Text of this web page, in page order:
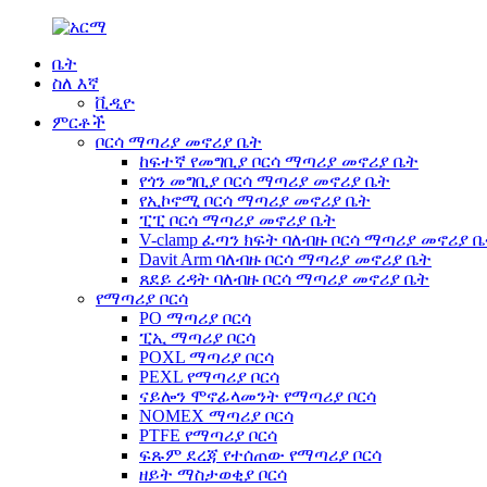
ቤት
ስለ እኛ
ቪዲዮ
ምርቶች
ቦርሳ ማጣሪያ መኖሪያ ቤት
ከፍተኛ የመግቢያ ቦርሳ ማጣሪያ መኖሪያ ቤት
የጎን መግቢያ ቦርሳ ማጣሪያ መኖሪያ ቤት
የኢኮኖሚ ቦርሳ ማጣሪያ መኖሪያ ቤት
ፒፒ ቦርሳ ማጣሪያ መኖሪያ ቤት
V-clamp ፈጣን ክፍት ባለብዙ ቦርሳ ማጣሪያ መኖሪያ
Davit Arm ባለብዙ ቦርሳ ማጣሪያ መኖሪያ ቤት
ጸደይ ረዳት ባለብዙ ቦርሳ ማጣሪያ መኖሪያ ቤት
የማጣሪያ ቦርሳ
PO ማጣሪያ ቦርሳ
ፒኢ ማጣሪያ ቦርሳ
POXL ማጣሪያ ቦርሳ
PEXL የማጣሪያ ቦርሳ
ናይሎን ሞኖፊላመንት የማጣሪያ ቦርሳ
NOMEX ማጣሪያ ቦርሳ
PTFE የማጣሪያ ቦርሳ
ፍጹም ደረጃ የተሰጠው የማጣሪያ ቦርሳ
ዘይት ማስታወቂያ ቦርሳ